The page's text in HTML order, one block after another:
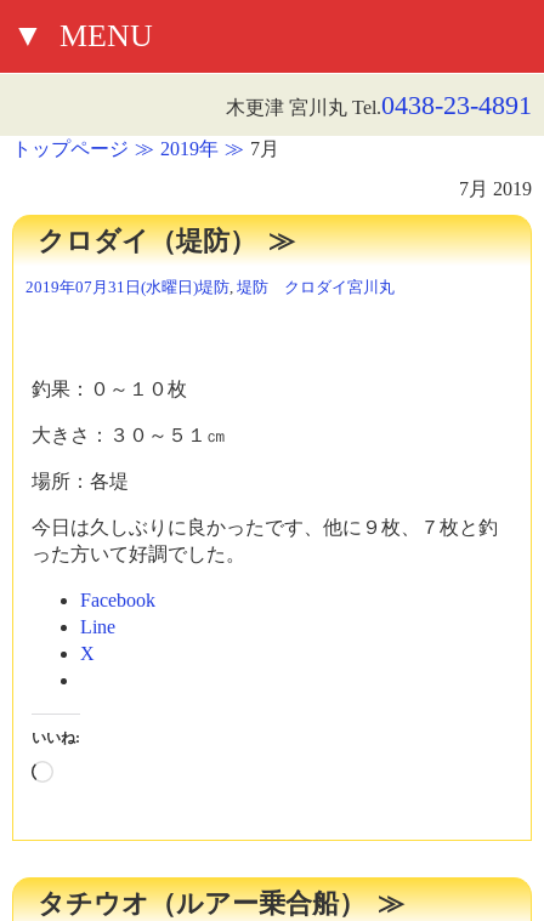
▼ MENU
木更津 宮川丸 Tel.0438-23-4891
トップページ 2019年
7月
7月 2019
クロダイ（堤防）
2019年07月31日(水曜日)堤防, 堤防 クロダイ宮川丸
釣果：０～１０枚
大きさ：３０～５１㎝
場所：各堤
今日は久しぶりに良かったです、他に９枚、７枚と釣
った方いて好調でした。
Facebook
Line
X
いいね:
読
中…
タチウオ（ルアー乗合船）